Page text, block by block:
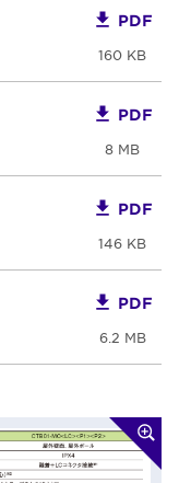
PDF
160 KB
PDF
8 MB
PDF
146 KB
PDF
6.2 MB